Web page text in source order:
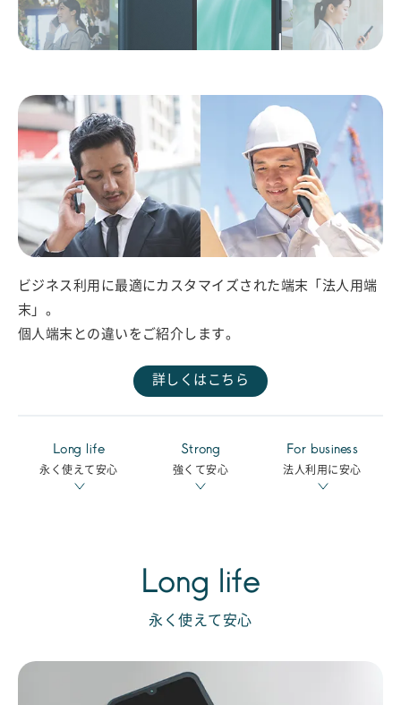
ビジネス利用に最適にカスタマイズされた端末「法人用端
末」。
個人端末との違いをご紹介します。
詳しくはこちら
Long life
永く使えて安心
Strong
強くて安心
For business
法人利用に安心
Long life
永く使えて安心